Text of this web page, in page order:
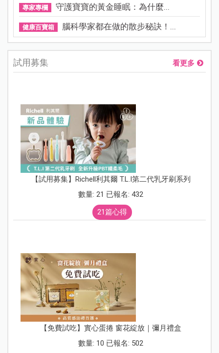
專家專欄 守護寶寶的黃金睡眠：為什麼...
健康百寶箱 腦科學家都在做的散步秘訣！...
試用募集 看更多
【試用募集】Richell利其爾 T.L.I第二代乳牙刷系列
數量: 21 已報名: 432
21篇心得
【免費試吃】實心蛋捲 窗花綻放｜彌月禮盒
數量: 10 已報名: 502